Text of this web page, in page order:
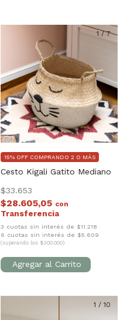
1/7
Cesto Kigali Gatito Mediano
$33.653
15% OFF COMPRANDO 2 O MÁS
$28.605,05 con
3 cuotas sin interés de $11.218
6 cuotas sin interés de $5.609
(superando los $300.000)
1 / 10